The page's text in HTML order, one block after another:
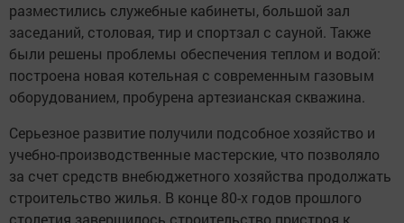
разместились служебные кабинеты, большой зал
заседаний, столовая, тир и спортзал с сауной. Также
были решены проблемы обеспечения теплом и водой:
построена новая котельная с современным газовым
оборудованием, пробурена артезианская скважина.
Серьезное развитие получили подсобное хозяйство и
учебно-производственные мастерские, что позволяло
за счет средств внебюджетного хозяйства продолжать
строительство жилья. В конце 80-х годов прошлого
столетия завершилось строительство пристроя к